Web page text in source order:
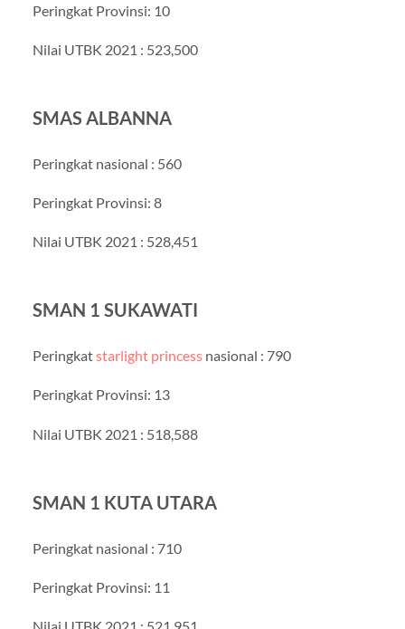
Peringkat Provinsi: 10
Nilai UTBK 2021 : 523,500
SMAS ALBANNA
Peringkat nasional : 560
Peringkat Provinsi: 8
Nilai UTBK 2021 : 528,451
SMAN 1 SUKAWATI
Peringkatstarlight princessnasional : 790
Peringkat Provinsi: 13
Nilai UTBK 2021 : 518,588
SMAN 1 KUTA UTARA
Peringkat nasional : 710
Peringkat Provinsi: 11